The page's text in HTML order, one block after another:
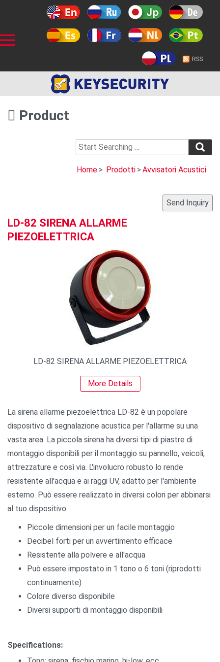
RSS
Product
Home > Prodotti >Avvisatori Acustici
LD-82 SIRENA ALLARME
PIEZOELETTRICA
LD-82 SIRENA ALLARME PIEZOELETTRICA
More Details
La sirena allarme piezoelettrica LD-82 è un popolare
dispositivo di segnalazione acustica per l'allarme su una
vasta area. La piccola sirena ha diversi tipi di piastre di
montaggio disponibili per il montaggio su pannello, veicoli,
attrezzature e così via. L'involucro robusto lo rende
resistente all'acqua e ai raggi UV, adatto per l'ambiente
esterno. Può essere realizzato in diversi colori per abbinarsi
al tuo dispositivo.
Piccole dimensioni per un facile montaggio
Decibel forti per un avvertimento efficace
Resistente alla polvere e all'acqua
Può essere impostato in 1 tono o 6 toni (riprodotti
continuamente)
Colore diverso disponibile
Diversi supporti di montaggio disponibili
Specifications: